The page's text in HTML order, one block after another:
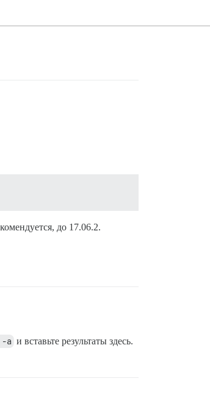
до 17.06.2.
-a и вставьте результаты здесь.